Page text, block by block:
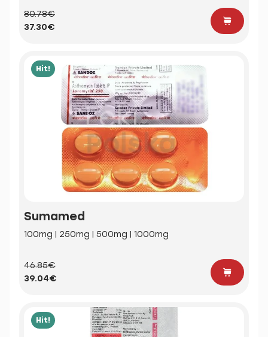
80.78€
37.30€
Hit!
Sumamed
100mg | 250mg | 500mg | 1000mg
46.85€
39.04€
Hit!